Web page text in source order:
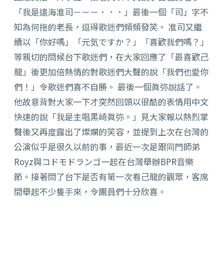
「我是遠海准司－－－．．．」最後一個「司」字不
知為何拖的老長，逗得歌迷們頻頻發笑。 准司又繼
續以「你好嗎」「元気ですか？」「喜歡我們嗎？」
等親切的問候台下歌迷們，在大家回應了「最喜歡己
龍」後更加倍熱情的對歌迷們大聲的說「我們也愛你
們！」令歌迷們喜不自勝。 最後一個眞弥說話了。
他故意背對大家一下才突然回頭以很酷的表情用中文
快速的說「我是主唱黑崎眞弥。」見大家報以熱烈掌
聲後又再度露出了燦爛的笑容，並提到上次在台灣的
公演似乎是很久以前的事，最近一次是跟同門師弟
Royz與コドモドランゴ一起在台灣舉辦BPR音樂
節。接著問了台下是否有第一次看己龍的觀眾，客席
間舉起不少隻手來，令團員們十分欣喜。